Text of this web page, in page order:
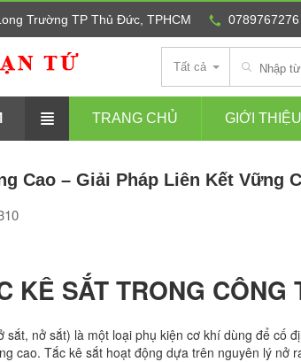
Trường TP Thủ Đức, TPHCM 0789767276
Tất cả
TRANG CHỦ GIỚI THIỆU
Cao – Giải Pháp Liên Kết Vững
KÊ SẮT TRONG CÔNG
sắt, nở sắt) là một loại phụ kiện cơ khí dùng để cố
cao. Tắc kê sắt hoạt động dựa trên nguyên lý nở